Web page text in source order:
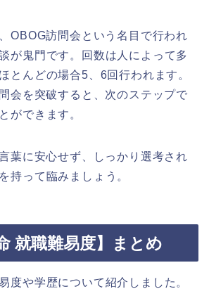
OBOG訪問会という名目で行われ
が鬼門です。回数は人によって多
とんどの場合5、6回行われます。
会を突破すると、次のステップで
ができます。
葉に安心せず、しっかり選考され
持って臨みましょう。
就職難易度】まとめ
度や学歴について紹介しました。